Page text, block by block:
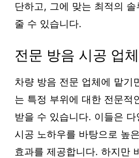
단하고, 그에 맞는 최적의 솔
줄 수 있습니다.
전문 방음 시공 업체
차량 방음 전문 업체에 맡기
는 특정 부위에 대한 전문적
받을 수 있습니다. 이들은
시공 노하우를 바탕으로 높
효과를 제공합니다. 하지만